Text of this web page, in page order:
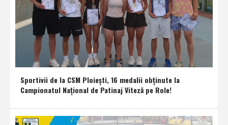
Sportivii de la CSM Ploieşti, 16 medalii obţinute la
Campionatul Naţional de Patinaj Viteză pe Role!